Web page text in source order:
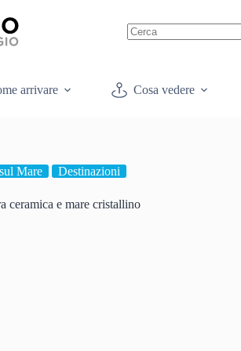
arrivare Cosa vedere
Mare Destinazioni
ceramica e mare cristallino